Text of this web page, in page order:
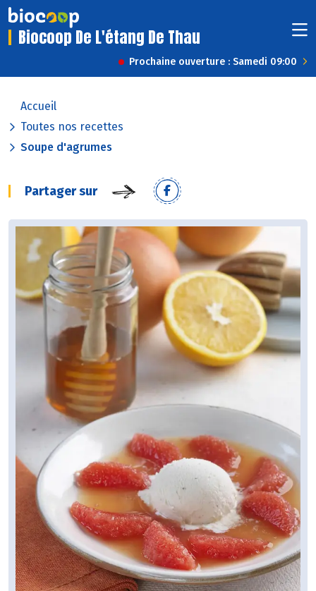
Biocoop De L'étang De Thau
Prochaine ouverture : Samedi 09:00
Accueil
Toutes nos recettes
Soupe d'agrumes
Partager sur